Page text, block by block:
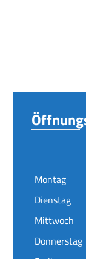
Montag
Dienstag
Mittwoch
Donnerstag